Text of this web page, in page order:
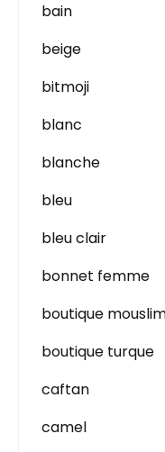
bain
beige
bitmoji
blanc
blanche
bleu
bleu clair
bonnet femme
boutique
boutique turque
caftan
camel